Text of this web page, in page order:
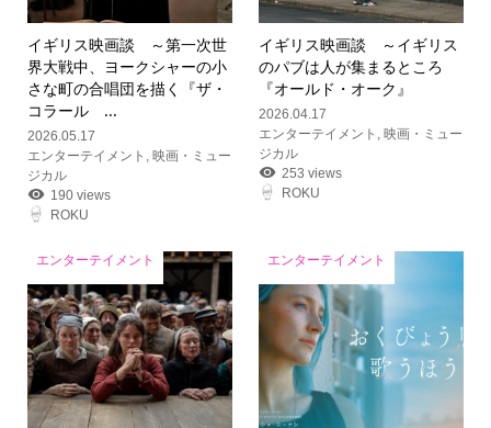
イギリス映画談 ～第一次世
界大戦中、ヨークシャーの小
さな町の合唱団を描く『ザ・
コラール ...
2026.05.17
エンターテイメント
映画・ミュー
ジカル
190 views
ROKU
イギリス映画談 ～イギリス
のパブは人が集まるところ
『オールド・オーク』
2026.04.17
エンターテイメント
,映画・ミュー
ジカル
253 views
ROKU
エンターテイメント エンターテイメント